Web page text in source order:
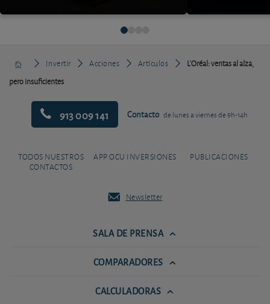
Invertir Acciones Artículos
L'Oréal: ventas al alza,
pero insuficientes
913 009 141 Contacto de lunes a viernes de 9h-14h
TODOS NUESTROS
CONTACTOS
APP OCU INVERSIONES PUBLICACIONES
Newsletter
SALA DE PRENSA
COMPARADORES
CALCULADORAS